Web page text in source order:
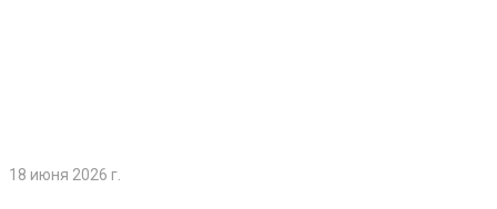
18 июня 2026 г.